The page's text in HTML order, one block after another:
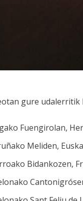
gure udalerritik
Fuengirolan,
Meliden,
Bidankozen,